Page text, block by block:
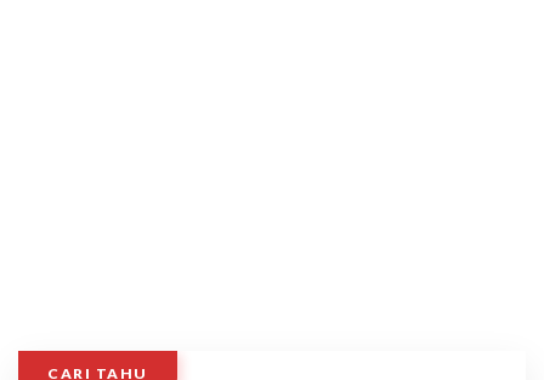
CARI TAHU